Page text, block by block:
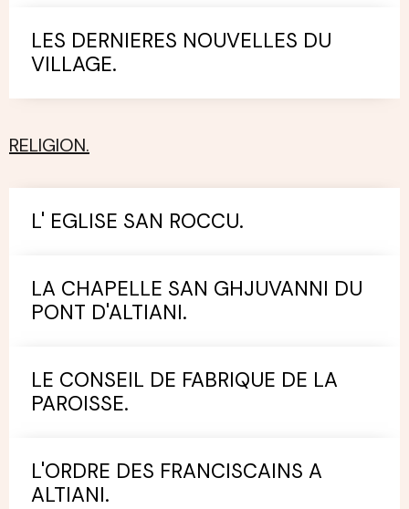
LES DERNIERES NOUVELLES DU
VILLAGE.
RELIGION.
L' EGLISE SAN ROCCU.
LA CHAPELLE SAN GHJUVANNI DU
PONT D'ALTIANI.
LE CONSEIL DE FABRIQUE DE LA
PAROISSE.
L'ORDRE DES FRANCISCAINS A
ALTIANI.